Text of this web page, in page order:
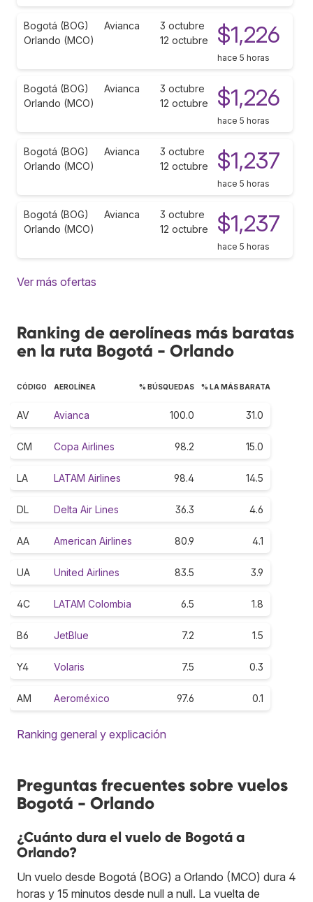
Bogotá (BOG)
Orlando (MCO)
Avianca
3 octubre
12 octubre
$1,226
hace 5 horas
Bogotá (BOG)
Orlando (MCO)
Avianca
3 octubre
12 octubre
$1,226
hace 5 horas
Bogotá (BOG)
Orlando (MCO)
Avianca
3 octubre
12 octubre
$1,237
hace 5 horas
Bogotá (BOG)
Orlando (MCO)
Avianca
3 octubre
12 octubre
$1,237
hace 5 horas
Ver más ofertas
Ranking de aerolíneas más baratas
en la ruta Bogotá - Orlando
CÓDIGO AEROLÍNEA % BÚSQUEDAS % LA MÁS BARATA
AV Avianca 100.0 31.0
CM Copa Airlines 98.2 15.0
LA LATAM Airlines 98.4 14.5
DL Delta Air Lines 36.3 4.6
AA American Airlines 80.9 4.1
UA United Airlines 83.5 3.9
4C LATAM Colombia 6.5 1.8
B6 JetBlue 7.2 1.5
Y4 Volaris 7.5 0.3
AM Aeroméxico 97.6 0.1
Ranking general y explicación
Preguntas frecuentes sobre vuelos
Bogotá - Orlando
¿Cuánto dura el vuelo de Bogotá a
Orlando?
Un vuelo desde Bogotá (BOG) a Orlando (MCO) dura 4
horas y 15 minutos desde null a null. La vuelta de